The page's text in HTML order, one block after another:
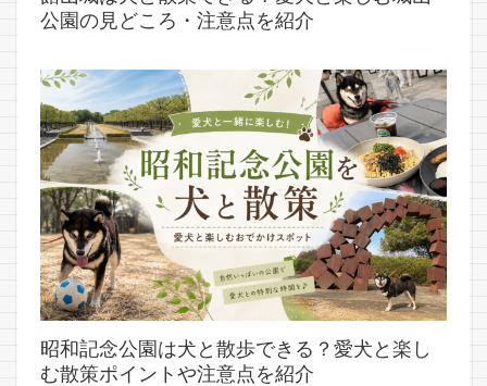
公園の見どころ・注意点を紹介
昭和記念公園は犬と散歩できる？愛犬と楽し
む散策ポイントや注意点を紹介